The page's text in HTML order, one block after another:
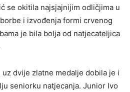
se okitila najsjajnijim odličjima u
i izvođenja formi crvenog
je bila bolja od natjecateljica
dvije zlatne medalje dobila je i
seniorku natjecanja. Junior Ivo